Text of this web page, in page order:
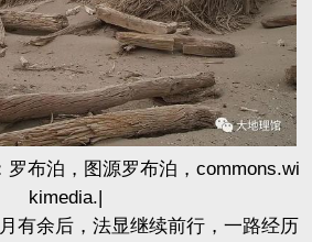
罗布泊，图源罗布泊，commons.wi
kimedia.|
余后，法显继续前行，一路经历